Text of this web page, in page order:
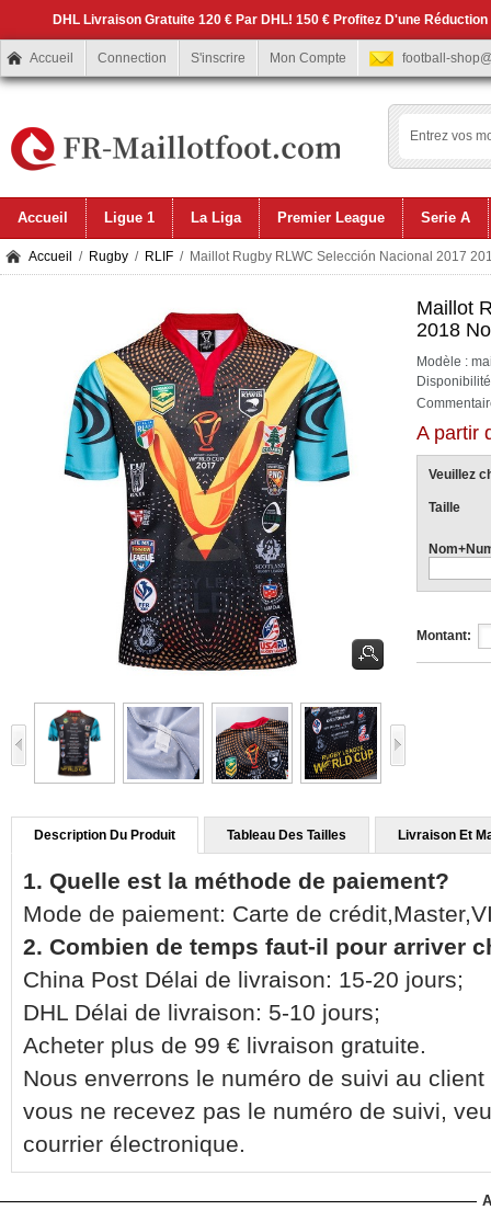
DHL Livraison Gratuite 120 € Par DHL! 150 € Profitez D'une
Accueil Connection S'inscrire Mon Compte football-
Accueil Ligue 1 La Liga Premier League Serie A
Accueil / Rugby / RLIF / Maillot Rugby RLWC Selección Nacional 2017
Maillot
2018
Modèle :
A partir
Veuillez
Taille
Montant:
Description Du Produit Tableau Des Tailles Livraison Et
1. Quelle est la méthode de paiement?
Mode de paiement: Carte de
2. Combien de temps faut-il pour arriver
China Post Délai de livraison: 15-20 jours;
DHL Délai de livraison: 5-10 jours;
Acheter plus de 99 € livraison gratuite.
Nous enverrons le numéro de suivi au
vous ne recevez pas le numéro de suivi,
courrier électronique.